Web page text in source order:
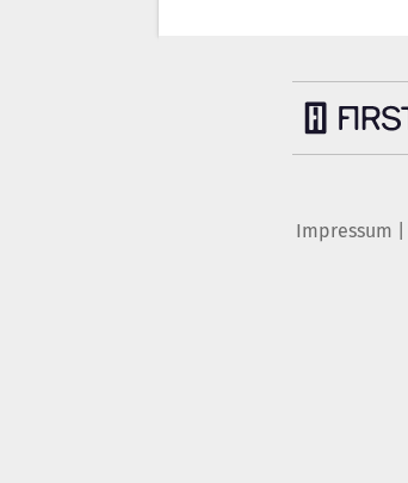
Impressum